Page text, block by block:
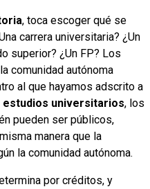
, toca escoger qué se
carrera universitaria? ¿Un
superior? ¿Un FP? Los
comunidad autónoma
al que hayamos adscrito a
estudios universitarios, los
pueden ser públicos,
manera que la
la comunidad autónoma.
por créditos, y